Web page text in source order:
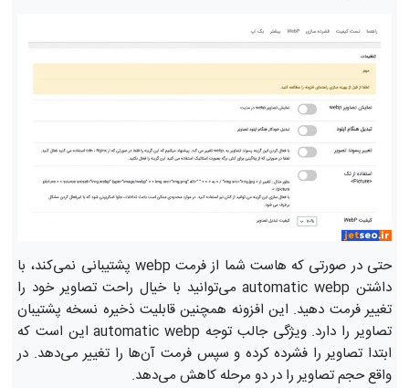
حتی در صورتی که هاست شما از فرمت webp پشتیبانی نمی‌کند، با
داشتن automatic webp می‌توانید با خیال راحت تصاویر خود را
تغییر فرمت دهید. این افزونه همچنین قابلیت ذخیره نسخه پشتیبان
تصاویر را دارد. ویژگی جالب توجه automatic webp این است که
ابتدا تصاویر را فشرده کرده و سپس فرمت آن‌ها را تغییر می‌دهد. در
واقع حجم تصاویر را در دو مرحله کاهش می‌دهد.